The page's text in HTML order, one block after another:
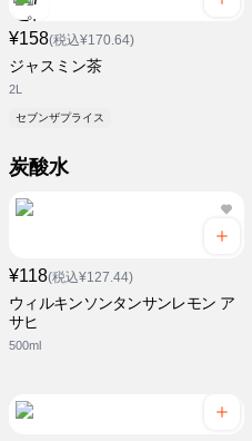
¥158(税込¥170.64)
ジャスミン茶
2L
セブンザプライス
炭酸水
¥118(税込¥127.44)
ウィルキンソンタンサンレモン ア
サヒ
500ml